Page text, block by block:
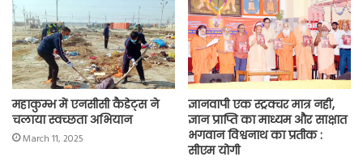
o
k
p
m
n
k
महाकुम्भ में एनसीसी कैडेट्स ने
चलाया स्वच्छता अभियान
March 11, 2025
ज्ञानवापी एक स्ट्रक्चर मात्र नहीं,
ज्ञान प्राप्ति का माध्यम और साक्षात
भगवान विश्वनाथ का प्रतीक :
सीएम योगी